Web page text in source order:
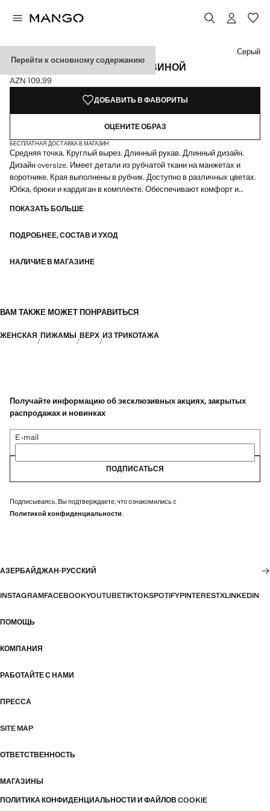
Перейти к основному содержанию
ДЖЕМПЕР С КРУГЛОЙ ГОРЛОВИНОЙ
Текущая цена [AZN 109,99 ]
AZN 109,99
Выберите цвет
Цвет Коричневый средний
Цвет Бежевый
Выбранный цвет: Серый
Цвет Угольно-серый
Серый
ДОБАВИТЬ В ФАВОРИТЫ
ОЦЕНИТЕ ОБРАЗ
БЕСПЛАТНАЯ ДОСТАВКА В МАГАЗИН
Средняя точка. Круглый вырез. Длинный рукав. Длинный дизайн.
Дизайн oversize. Имеет детали из рубчатой ткани на манжетах и
воротнике. Края выполнены в рубчик. Доступно в различных цветах.
Юбка, брюки и кардиган в комплекте. Обеспечивают комфорт и
Отлично подходит для дней дома. Тотал лук. Мягкая текстура.
Доступна в двух цветах. Идеально подходит для домашних будней.
ПОКАЗАТЬ БОЛЬШЕ
ПОДРОБНЕЕ, СОСТАВ И УХОД
НАЛИЧИЕ В МАГАЗИНЕ
ВАМ ТАКЖЕ МОЖЕТ ПОНРАВИТЬСЯ
ЖЕНСКАЯ ПИЖАМЫ ВЕРХ ИЗ ТРИКОТАЖА
Получайте информацию об эксклюзивных акциях, закрытых
распродажах и новинках
E-mail
ПОДПИСАТЬСЯ
Подписываясь, Вы подтверждаете, что ознакомились с
Политикой конфиденциальности.
АЗЕРБАЙДЖАН·РУССКИЙ
INSTAGRAMFACEBOOKYOUTUBETIKTOKSPOTIFYPINTERESTXLINKEDIN
ПОМОЩЬ
КОМПАНИЯ
РАБОТАЙТЕ С НАМИ
ПРЕССА
SITE MAP
ОТВЕТСТВЕННОСТЬ
МАГАЗИНЫ
ПОЛИТИКА КОНФИДЕНЦИАЛЬНОСТИ И ФАЙЛОВ COOKIE